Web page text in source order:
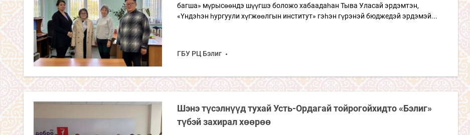
багша» мүрысөөндэ шүүгшэ боложо хабаадаһан Тыва Уласай эрдэмтэн,
«Үндэһэн һургуули хүгжөөлгын институт» гэһэн гүрэнэй бюджедэй эрдэмэй...
ГБУ РЦ Бэлиг
Шэнэ түсэлнүүд тухай Усть-Ордагай тойрогойхидто «Бэлиг»
түбэй захирал хөөрөө